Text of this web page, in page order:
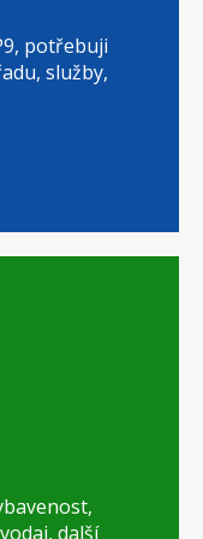
potřebuji
služby,
další